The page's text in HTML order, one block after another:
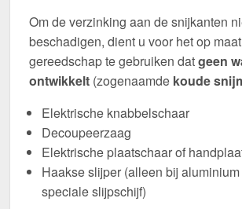
Om de verzinking aan de snijkanten
beschadigen, dient u voor het op
gereedschap te gebruiken datgeen
ontwikkelt (zogenaamde koude
Elektrische knabbelschaar
Decoupeerzaag
Elektrische plaatschaar of
Haakse slijper (alleen bij
speciale slijpschijf)